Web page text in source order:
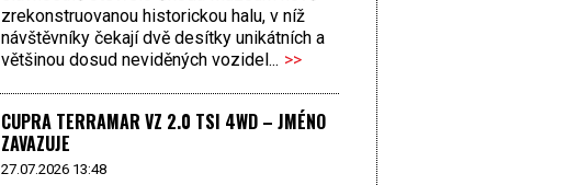
zrekonstruovanou historickou halu, v níž
návštěvníky čekají dvě desítky unikátních a
většinou dosud neviděných vozidel... >>
CUPRA TERRAMAR VZ 2.0 TSI 4WD – JMÉNO
ZAVAZUJE
27.07.2026 13:48